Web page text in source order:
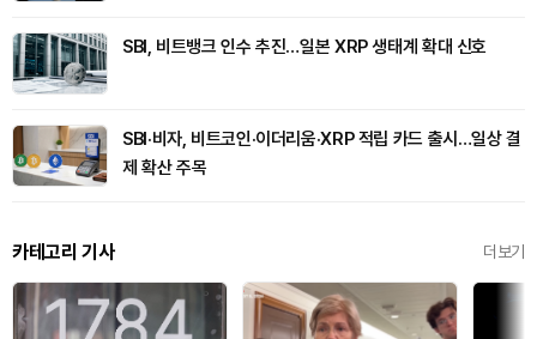
SBI, 비트뱅크 인수 추진…일본 XRP 생태계 확대 신호
SBI·비자, 비트코인·이더리움·XRP 적립 카드 출시…일상 결
제 확산 주목
카테고리 기사 더보기